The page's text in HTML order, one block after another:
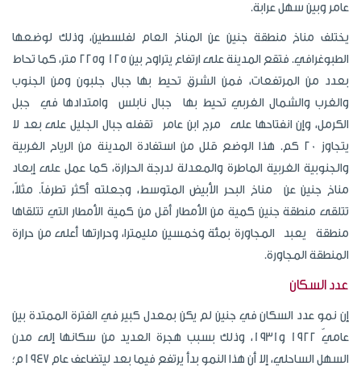
عامر وبين سهل عرابة.
يختلف مناخ منطقة جنين عن المناخ العام لفلسطين، وذلك لوضعها
الطبوغرافي. فتقع المدينة على ارتفاع يتراوح بين 125 و225 متر، كما تحاط
بعدد من المرتفعات، فمن الشرق تحيط بها جبال جلبون ومن الجنوب
والغرب والشمال الغربي تحيط بها جبال نابلس وامتدادها في جبل
الكرمل، وإن انفتاحها على مرج ابن عامر تقفله جبال الجليل على بعد لا
يتجاوز 20 كم. هذا الوضع قلل من استفادة المدينة من الرياح الغربية
والجنوبية الغربية الماطرة والمعدلة لدرجة الحرارة، كما عمل على إبعاد
مناخ جنين عن مناخ البحر الأبيض المتوسط، وجعلته أكثر تطرفاً. مثلاً،
تتلقى منطقة جنين كمية من الأمطار أقل من كمية الأمطار التي تتلقاها
منطقة يعبد المجاورة بمئة وخمسين مليمترا، وحرارتها أعلى من حرارة
المنطقة المجاورة.
عدد السكان
إن نمو عدد السكان في جنين لم يكن بمعدل كبير في الفترة الممتدة بين
عاميّ 1922 و1931، وذلك بسبب هجرة العديد من سكانها إلى مدن
السهل الساحلي، إلا أن هذا النمو بدأ يرتفع فيما بعد ليتضاعف عام 1947م؛